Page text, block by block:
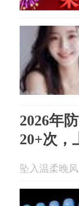
2026年
20+次，
坠入温柔晚